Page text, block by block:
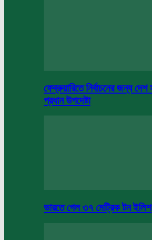
ফেব্রুয়ারিতে নির্বাচনের জন্য
প্রধান উপদেষ্টা
ভারতে গেল ৩৭ মেট্রিক টন ইলিশ